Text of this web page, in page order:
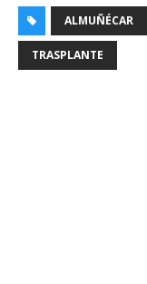
ALMUÑÉCAR
TRASPLANTE